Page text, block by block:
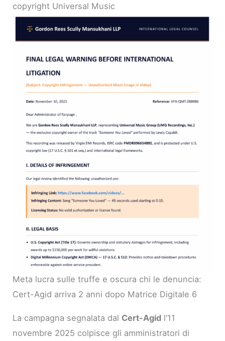
copyright Universal Music
Meta lucra sulle truffe e oscura chi le denuncia:
Cert-Agid arriva 2 anni dopo Matrice Digitale 6
La campagna segnalata dal Cert-Agid l’11
novembre 2025 colpisce gli amministratori di